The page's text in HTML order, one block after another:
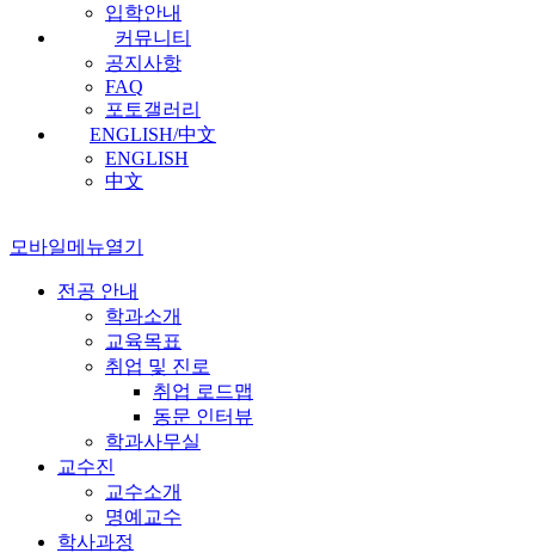
입학안내
커뮤니티
공지사항
FAQ
포토갤러리
ENGLISH/中文
ENGLISH
中文
모바일메뉴열기
전공 안내
학과소개
교육목표
취업 및 진로
취업 로드맵
동문 인터뷰
학과사무실
교수진
교수소개
명예교수
학사과정